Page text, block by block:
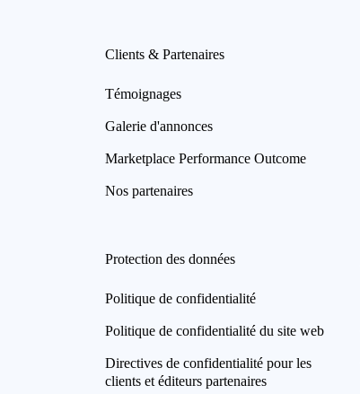
Clients & Partenaires
Témoignages
Galerie d'annonces
Marketplace Performance Outcome
Nos partenaires
Protection des données
Politique de confidentialité
Politique de confidentialité du site web
Directives de confidentialité pour les
clients et éditeurs partenaires